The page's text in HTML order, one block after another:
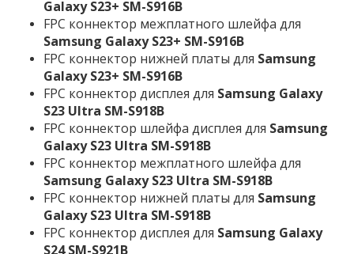
Galaxy S23+ SM-S916B
FPC коннектор межплатного шлейфа для
Samsung Galaxy S23+ SM-S916B
FPC коннектор нижней платы для Samsung
Galaxy S23+ SM-S916B
FPC коннектор дисплея для Samsung Galaxy
S23 Ultra SM-S918B
FPC коннектор шлейфа дисплея для Samsung
Galaxy S23 Ultra SM-S918B
FPC коннектор межплатного шлейфа для
Samsung Galaxy S23 Ultra SM-S918B
FPC коннектор нижней платы для Samsung
Galaxy S23 Ultra SM-S918B
FPC коннектор дисплея для Samsung Galaxy
S24 SM-S921B